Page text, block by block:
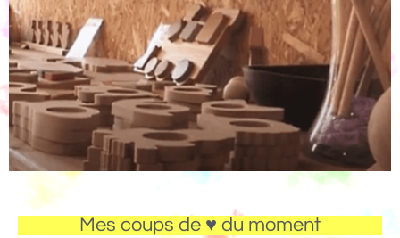
Mes coups de ♥ du moment